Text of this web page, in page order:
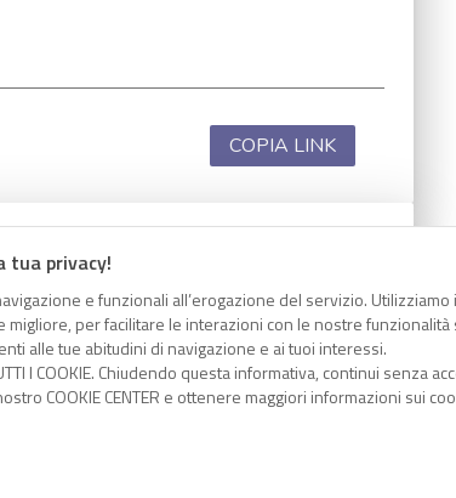
tua privacy!
e funzionali all’erogazione del servizio. Utilizziamo
per facilitare le interazioni con le nostre funzionalità
alle tue abitudini di navigazione e ai tuoi interessi.
I COOKIE. Chiudendo questa informativa, continui senza
COOKIE CENTER e ottenere maggiori informazioni sui
COPIA LINK
appunti.